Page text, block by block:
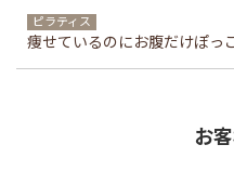
ピラティス
痩せているのにお腹だけぽっ
お